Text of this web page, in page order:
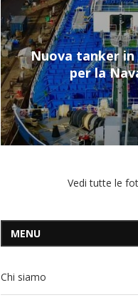
Nuova tanker in
per la
Vedi tutte le
MENU
Chi siamo